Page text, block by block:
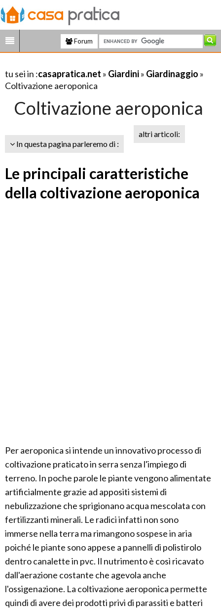
Forum
tu sei in :casapratica.net » Giardini» Giardinaggio »
Coltivazione aeroponica
Coltivazione aeroponica
In questa pagina parleremo di :
altri articoli:
Le principali caratteristiche
della coltivazione aeroponica
Per aeroponica si intende un innovativo processo di
coltivazione praticato in serra senza l'impiego di
terreno. In poche parole le piante vengono alimentate
artificialmente grazie ad appositi sistemi di
nebulizzazione che sprigionano acqua mescolata con
fertilizzanti minerali. Le radici infatti non sono
immerse nella terra ma rimangono sospese in aria
poiché le piante sono appese a pannelli di polistirolo
dentro canalette in pvc. Il nutrimento è così ricavato
dall'aerazione costante che agevola anche
l'ossigenazione. La coltivazione aeroponica permette
quindi di avere dei prodotti privi di parassiti e batteri